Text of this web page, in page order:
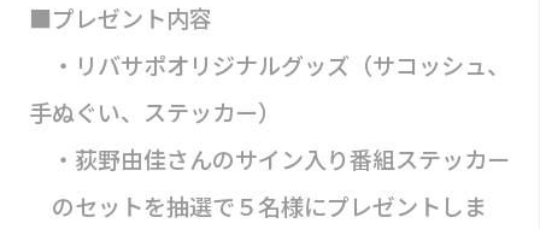
■プレゼント内容
・リバサポオリジナルグッズ（サコッシュ、
手ぬぐい、ステッカー）
・荻野由佳さんのサイン入り番組ステッカー
のセットを抽選で５名様にプレゼントしま